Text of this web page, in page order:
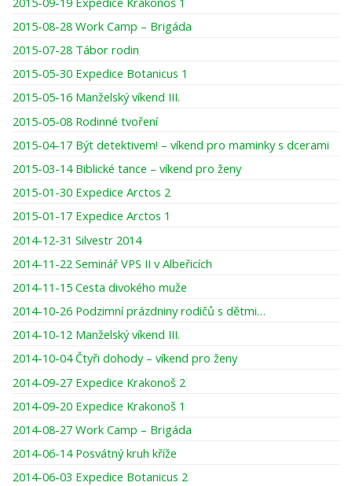
2015-08-28 Work Camp – Brigáda
2015-07-28 Tábor rodin
2015-05-30 Expedice Botanicus 1
2015-05-16 Manželský víkend III.
2015-05-08 Rodinné tvoření
2015-04-17 Být detektivem! – víkend pro maminky s dcerami
2015-03-14 Biblické tance – víkend pro ženy
2015-01-30 Expedice Arctos 2
2015-01-17 Expedice Arctos 1
2014-12-31 Silvestr 2014
2014-11-22 Seminář VPS II v Albeřicích
2014-11-15 Cesta divokého muže
2014-10-26 Podzimní prázdniny rodičů s dětmi…
2014-10-12 Manželský víkend III.
2014-10-04 Čtyři dohody – víkend pro ženy
2014-09-27 Expedice Krakonoš 2
2014-09-20 Expedice Krakonoš 1
2014-08-27 Work Camp – Brigáda
2014-06-14 Posvátný kruh kříže
2014-06-03 Expedice Botanicus 2